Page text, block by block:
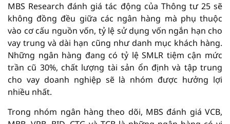
MBS Research đánh giá tác động của Thông tư 25 sẽ
không đồng đều giữa các ngân hàng mà phụ thuộc
vào cơ cấu nguồn vốn, tỷ lệ sử dụng vốn ngắn hạn cho
vay trung và dài hạn cũng như danh mục khách hàng.
Những ngân hàng đang có tỷ lệ SMLR tiệm cận mức
trần cũ 30%, chất lượng tài sản ổn định và tập trung
cho vay doanh nghiệp sẽ là nhóm được hưởng lợi
nhiều nhất.
Trong nhóm ngân hàng theo dõi, MBS đánh giá VCB,